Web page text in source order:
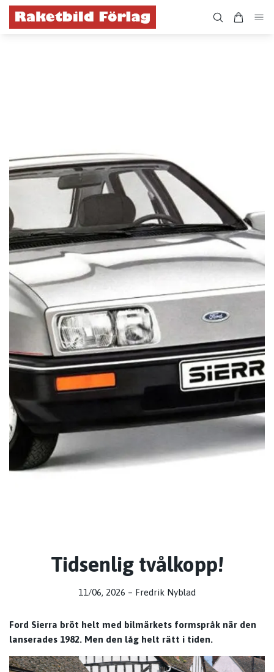
Tidsenlig tvålkopp!
11/06, 2026 – Fredrik Nyblad
Ford Sierra bröt helt med bilmärkets formspråk när den
lanserades 1982. Men den låg helt rätt i tiden.